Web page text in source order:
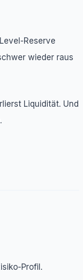
Reserve
wieder raus
Liquidität. Und
Profil.